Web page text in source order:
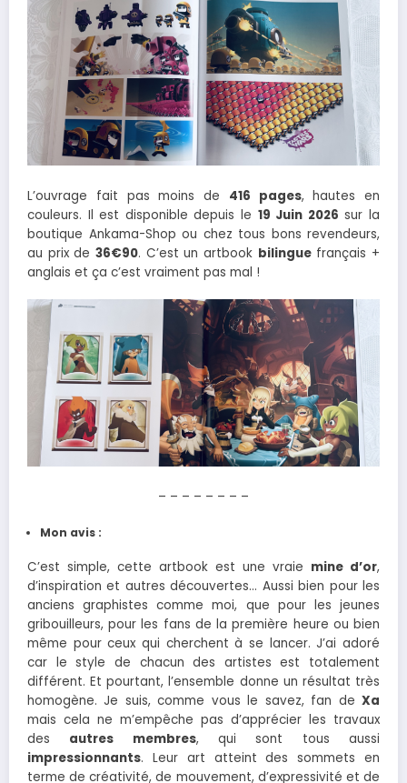
L’ouvrage fait pas moins de 416 pages, hautes en
couleurs. Il est disponible depuis le 19 Juin 2026 sur la
boutique Ankama-Shop ou chez tous bons revendeurs,
au prix de 36€90. C’est un artbook bilinguefrançais +
anglais et ça c’est vraiment pas mal !
– – – – – – – –
Mon avis :
C’est simple, cette artbook est une vraie mine d’or,
d’inspiration et autres découvertes… Aussi bien pour les
anciens graphistes comme moi, que pour les jeunes
gribouilleurs, pour les fans de la première heure ou bien
même pour ceux qui cherchent à se lancer. J’ai adoré
car le style de chacun des artistes est totalement
différent. Et pourtant, l’ensemble donne un résultat très
homogène. Je suis, comme vous le savez, fan de Xa
mais cela ne m’empêche pas d’apprécier les travaux
des autres membres, qui sont tous aussi
impressionnants. Leur art atteint des sommets en
terme de créativité, de mouvement, d’expressivité et de